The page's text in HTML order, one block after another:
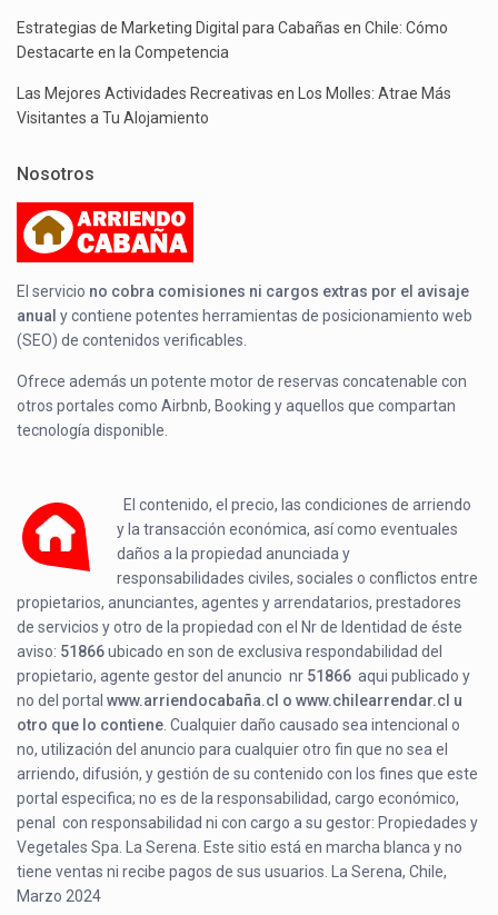
Estrategias de Marketing Digital para Cabañas en Chile: Cómo
Destacarte en la Competencia
Las Mejores Actividades Recreativas en Los Molles: Atrae Más
Visitantes a Tu Alojamiento
Nosotros
El servicio no cobra comisiones ni cargos extras por el avisaje
anual y contiene potentes herramientas de posicionamiento web
(SEO) de contenidos verificables.
Ofrece además un potente motor de reservas concatenable con
otros portales como Airbnb, Booking y aquellos que compartan
tecnología disponible.
El contenido, el precio, las condiciones de arriendo
y la transacción económica, así como eventuales
daños a la propiedad anunciada y
responsabilidades civiles, sociales o conflictos entre
propietarios, anunciantes, agentes y arrendatarios, prestadores
de servicios y otro de la propiedad con el Nr de Identidad de éste
aviso: 51866ubicado enson de exclusiva respondabilidad del
propietario, agente gestor del anuncio nr 51866 aqui publicado y
no del portalwww.arriendocabaña.cl o www.chilearrendar.cl u
otro que lo contiene . Cualquier daño causado sea intencional o
no, utilización del anuncio para cualquier otro fin que no sea el
arriendo, difusión, y gestión de su contenido con los fines que este
portal especifica; no es de la responsabilidad, cargo económico,
penal con responsabilidad ni con cargo a su gestor: Propiedades y
Vegetales Spa. La Serena. Este sitio está en marcha blanca y no
tiene ventas ni recibe pagos de sus usuarios. La Serena, Chile,
Marzo 2024